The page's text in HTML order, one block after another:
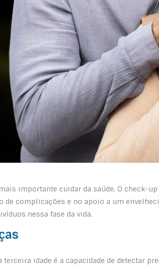
importante cuidar da saúde. O check-
de complicações e no apoio a um
nessa fase da vida.
idade é a capacidade de detectar